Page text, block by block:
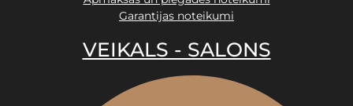
Garantijas noteikumi
VEIKALS - SALONS